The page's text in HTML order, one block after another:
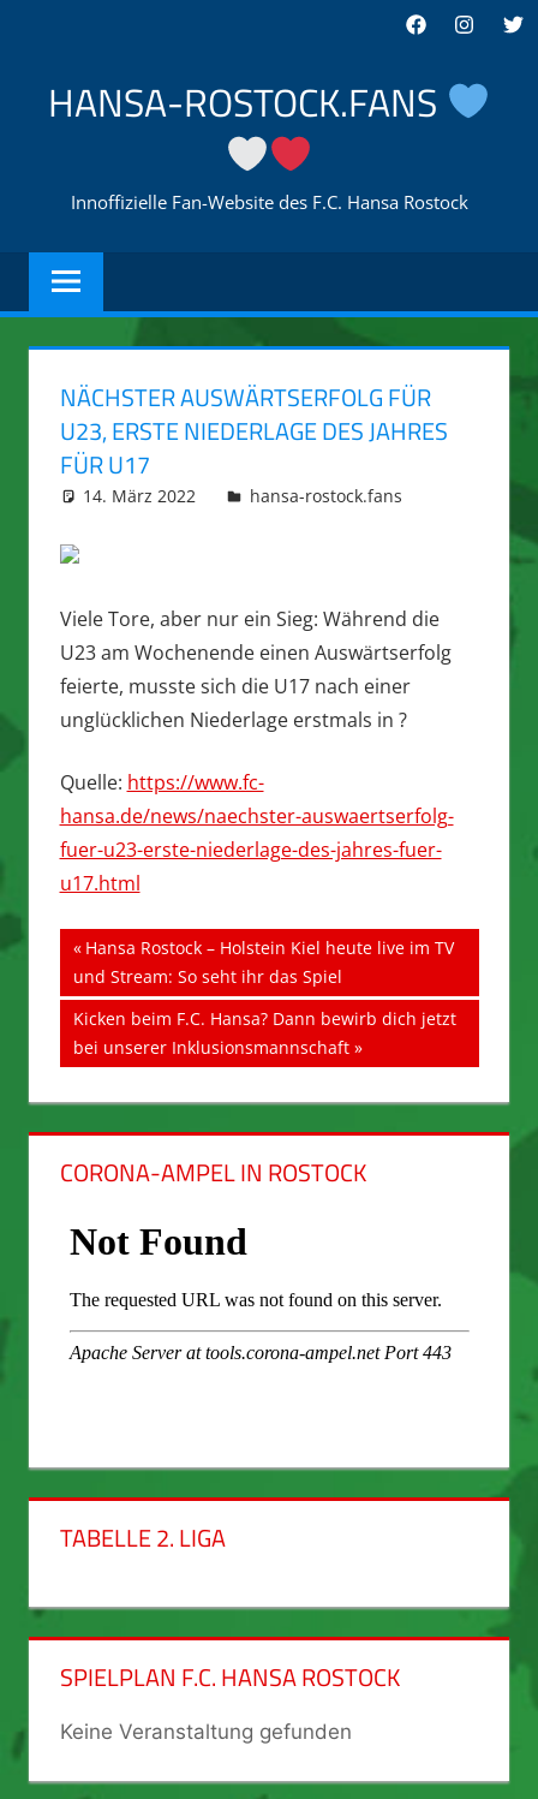
springen
Facebook
HANSA-ROSTOCK.FANS
Innoffizielle Fan-Website des F.C. Hansa Rostock
NÄCHSTER AUSWÄRTSERFOLG FÜR
U23, ERSTE NIEDERLAGE DES JAHRES
FÜR U17
14. März 2022 integromat
hansa-rostock.fans
Viele Tore, aber nur ein Sieg: Während die
U23 am Wochenende einen Auswärtserfolg
feierte, musste sich die U17 nach einer
unglücklichen Niederlage erstmals in ?
Quelle: https://www.fc-
hansa.de/news/naechster-auswaertserfolg-
fuer-u23-erste-niederlage-des-jahres-fuer-
u17.html
Beitragsnavigation
Vorheriger
Beitrag:
Hansa Rostock – Holstein Kiel heute live im TV
und Stream: So seht ihr das Spiel
Nächster
Beitrag:
Kicken beim F.C. Hansa? Dann bewirb dich jetzt
bei unserer Inklusionsmannschaft
CORONA-AMPEL IN ROSTOCK
TABELLE 2. LIGA
SPIELPLAN F.C. HANSA ROSTOCK
Keine Veranstaltung gefunden